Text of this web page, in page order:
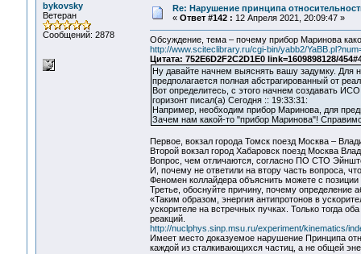
bykovsky
Ветеран
Сообщений: 2878
Re: Нарушение принципа
« Ответ #142 : 12 Апреля 2021, 20:09:47 »
Обсуждение, тема – почему прибор Маринова
http://www.sciteclibrary.ru/cgi-bin/yabb2/
Цитата: 752E6D2F2C2D1E0 link=1609898128/
Ну давайте начнем выяснять вашу задумку. Для
предполагается полная абстрагированный от
Вот определитесь, с этого начнем создавать
горизонт писал(а) Сегодня :: 19:33:31:
Например, необходим прибор Маринова, для
Зачем нам какой-то "прибор Маринова"!
Первое, вокзал города Томск поезд Москва –
Второй вокзал город Хабаровск поезд Москва
Вопрос, чем отличаются, согласно ПО СТО
И, почему не ответили на втору часть вопроса,
Феномен коллайдера объяснить можете с
Третье, обоснуйте причину, почему
«Таким образом, энергия антипротонов в
ускорителе на встречных пучках. Только тогда
реакций.
http://nuclphys.sinp.msu.ru/experiment/kinematics/
Имеет место доказуемое нарушение Принципа
каждой из сталкивающихся частиц, а не общей